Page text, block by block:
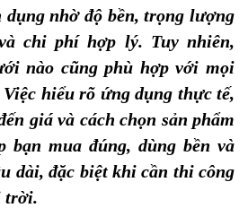
dụng nhờ độ bền, trọng lượng
chi phí hợp lý. Tuy nhiên,
nào cũng phù hợp với mọi
hiểu rõ ứng dụng thực tế,
giá và cách chọn sản phẩm
bạn mua đúng, dùng bền và
dài, đặc biệt khi cần thi công
trời.